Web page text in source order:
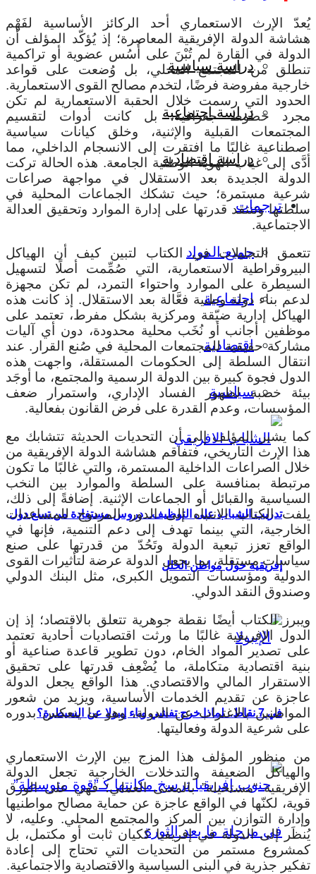
دراسة سياسية
دراسة اجتماعية
دراسة اقتصادية
ترجمات
جميع المواد
اجتماعية
اقتصادية
سياسية
تدريب الشباب على التوظيف.. دروس مستفادة من تسع دول
إفريقية حول مواطن الخلل
في 7 نقاط.. لماذا خرج تفشي وباء إيبولا عن السيطرة؟
يُعدّ الإرث الاستعماري أحد الركائز الأساسية لفَهْم
هشاشة الدولة الإفريقية المعاصرة؛ إذ يُؤكّد المؤلف أن
الدولة في القارة لم تُبْنَ على أُسُس عضوية أو تراكمية
تنطلق من المجتمع المحلي، بل وُضعت على قواعد
خارجية مفروضة فرضًا، لتخدم مصالح القوى الاستعمارية.
الحدود التي رسمت خلال الحقبة الاستعمارية لم تكن
مجرد خطوط جغرافية، بل كانت أدوات لتقسيم
المجتمعات القبلية والإثنية، وخلق كيانات سياسية
اصطناعية غالبًا ما افتقرت إلى الانسجام الداخلي، مما
أدَّى إلى غياب الهوية الوطنية الجامعة. هذه الحالة تركت
الدولة الجديدة بعد الاستقلال في مواجهة صراعات
شرعية مستمرة؛ حيث تشكك الجماعات المحلية في
سلطتها وتنتقد قدرتها على إدارة الموارد وتحقيق العدالة
الاجتماعية.
تتعمق التحليلات في الكتاب لتبين كيف أن الهياكل
البيروقراطية الاستعمارية، التي صُمِّمت أصلًا لتسهيل
السيطرة على الموارد واحتواء التمرد، لم تكن مجهزة
لدعم بناء دولة وطنية فعَّالة بعد الاستقلال. إذ كانت هذه
الهياكل إدارية ضيّقة ومركزية بشكل مفرط، تعتمد على
موظفين أجانب أو نُخَب محلية محدودة، دون أي آليات
مشاركة حقيقية للمجتمعات المحلية في صُنع القرار. عند
انتقال السلطة إلى الحكومات المستقلة، واجهت هذه
الدول فجوة كبيرة بين الدولة الرسمية والمجتمع، ما أوجَد
بيئة خصبة لظهور الفساد الإداري، واستمرار ضعف
المؤسسات، وعدم القدرة على فرض القانون بفعالية.
كما يشير المؤلف إلى أن التحديات الحديثة تتشابك مع
هذا الإرث التاريخي، فتفاقم هشاشة الدولة الإفريقية من
خلال الصراعات الداخلية المستمرة، والتي غالبًا ما تكون
مرتبطة بمنافسة على السلطة والموارد بين النخب
السياسية والقبائل أو الجماعات الإثنية. إضافةً إلى ذلك،
يلفت الكتاب الانتباه إلى الدور المزدوج للمساعدات
الخارجية، التي بينما تهدف إلى دعم التنمية، فإنها في
الواقع تعزز تبعية الدولة وتَحُدّ من قدرتها على صنع
سياسات مستقلة، بما يجعل الدولة عرضة لتأثيرات القوى
الدولية ومؤسسات التمويل الكبرى، مثل البنك الدولي
وصندوق النقد الدولي.
ويبرز الكتاب أيضًا نقطة جوهرية تتعلق بالاقتصاد؛ إذ إن
الدول الإفريقية غالبًا ما ورثت اقتصاديات أحادية تعتمد
على تصدير المواد الخام، دون تطوير قاعدة صناعية أو
بنية اقتصادية متكاملة، ما يُضْعِف قدرتها على تحقيق
الاستقرار المالي والاقتصادي. هذا الواقع يجعل الدولة
عاجزة عن تقديم الخدمات الأساسية، ويزيد من شعور
المواطنين بالاغتراب عن الدولة، وهو ما ينعكس بدوره
على شرعية الدولة وفعاليتها.
من منظور المؤلف هذا المزج بين الإرث الاستعماري
والهياكل الضعيفة والتدخلات الخارجية تجعل الدولة
الإفريقية “مستحيلة” بالمعنى العملي؛ فهي على الورق
قوية، لكنّها في الواقع عاجزة عن حماية مصالح مواطنيها
وإدارة التوازن بين المركز والمجتمع المحلي. وعليه، لا
يُنظَر إلى الدولة في إفريقيا ككيان ثابت أو مكتمل، بل
كمشروع مستمر من التحديات التي تحتاج إلى إعادة
تفكير جذرية في البنى السياسية والاقتصادية والاجتماعية.